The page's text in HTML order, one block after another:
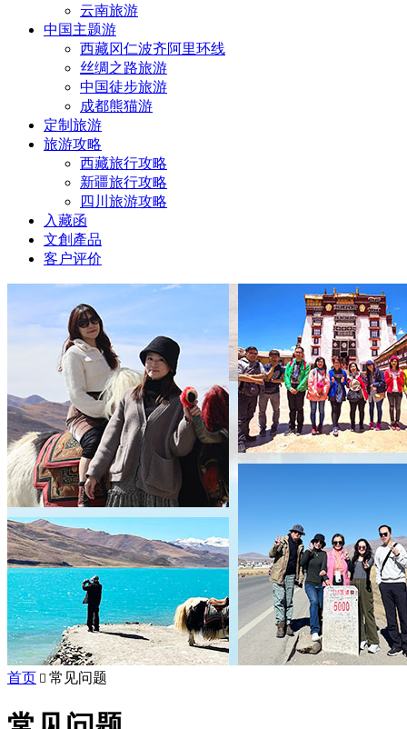
云南旅游
中国主题游
西藏冈仁波齐阿里环线
丝绸之路旅游
中国徒步旅游
成都熊猫游
定制旅游
旅游攻略
西藏旅行攻略
新疆旅行攻略
四川旅游攻略
入藏函
文創產品
客户评价
首页  常见问题